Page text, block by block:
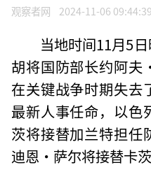
观察者网 2024-11-06 09:44:39
当地时间11月5
胡将国防部长约阿
在关键战争时期失去
最新人事任命，以
茨将接替加兰特担
迪恩·萨尔将接替卡茨